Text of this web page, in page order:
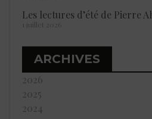
Les lectures d’été de Pierre
1 juillet 2026
ARCHIVES
2026
2025
2024